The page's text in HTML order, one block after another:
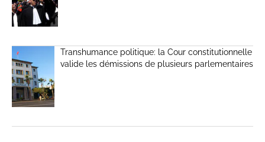
Transhumance politique: la Cour constitutionnelle
valide les démissions de plusieurs parlementaires